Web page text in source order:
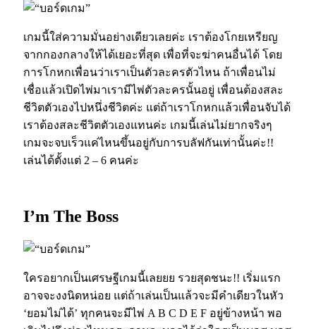
เกมนี้ใส่ความมั่นอย่างเดียวเลยค่ะ เราต้องโกยเหรียญ
จากกองกลางให้ได้เยอะที่สุด เพื่อที่จะฆ่าคนอื่นได้ โดย
การโกหกเพื่อนว่าเราเป็นตัวละครตัวไหน ถ้าเพื่อนไม่
เชื่อแล้วเปิดไพ่มาเรามีไพ่ตัวละครนั้นอยู่ เพื่อนต้องสละ
ชีวิตตัวเองไปหนึ่งชีวิตค่ะ แต่ถ้าเราโกหกแล้วเพื่อนจับได้
เราต้องสละชีวิตตัวเองแทนค่ะ เกมนี้เล่นไม่ยากจริงๆ
เกมจะจบเร็วแค่ไหนขึ้นอยู่กับการบลัฟกันเท่านั้นค่ะ!!
เล่นได้ตั้งแต่ 2 – 6 คนค่ะ
I’m The Boss
ใครอยากเป็นเศรษฐีเกมนี้เลยยย รวยสุดชนะ!! เริ่มแรก
อาจจะงงนิดหน่อย แต่ถ้าเล่นเป็นแล้วจะมีคำเดียวในหัว
‘ยอมไม่ได้’ ทุกคนจะมีไพ่ A B C D E F อยู่ข้างหน้า พอ